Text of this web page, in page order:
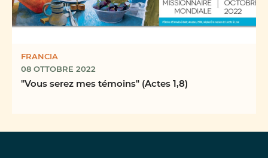
FRANCIA
08 OTTOBRE 2022
"Vous serez mes témoins" (Actes 1,8)